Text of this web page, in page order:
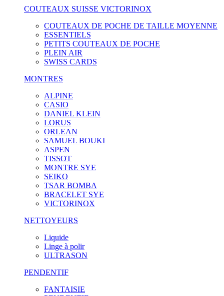
COUTEAUX SUISSE VICTORINOX
COUTEAUX DE POCHE DE TAILLE MOYENNE
ESSENTIELS
PETITS COUTEAUX DE POCHE
PLEIN AIR
SWISS CARDS
MONTRES
ALPINE
CASIO
DANIEL KLEIN
LORUS
ORLEAN
SAMUEL BOUKI
ASPEN
TISSOT
MONTRE SYE
SEIKO
TSAR BOMBA
BRACELET SYE
VICTORINOX
NETTOYEURS
Liquide
Linge à polir
ULTRASON
PENDENTIF
FANTAISIE